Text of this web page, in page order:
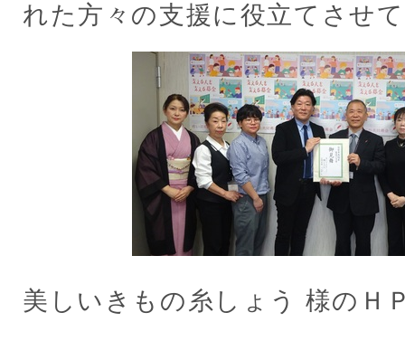
れた方々の支援に役立てさせ
美しいきもの糸しょう 様のＨ